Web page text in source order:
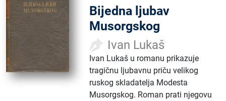
Bijedna ljubav
Musorgskog
Ivan Lukaš
Ivan Lukaš u romanu prikazuje
tragičnu ljubavnu priču velikog
ruskog skladatelja Modesta
Musorgskog. Roman prati njegovu